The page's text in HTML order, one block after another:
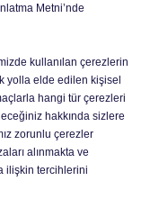
Metni’nde
kullanılan çerezlerin
yolla elde edilen kişisel
hangi tür çerezleri
hakkında sizlere
zorunlu çerezler
alınmakta ve
ilişkin tercihlerini